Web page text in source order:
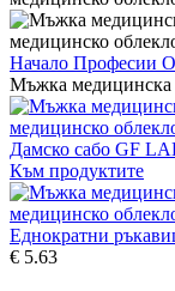
Начало Професии
Мъжка
Дамско сабо GF
Към продуктите
Еднократни
€ 5.63